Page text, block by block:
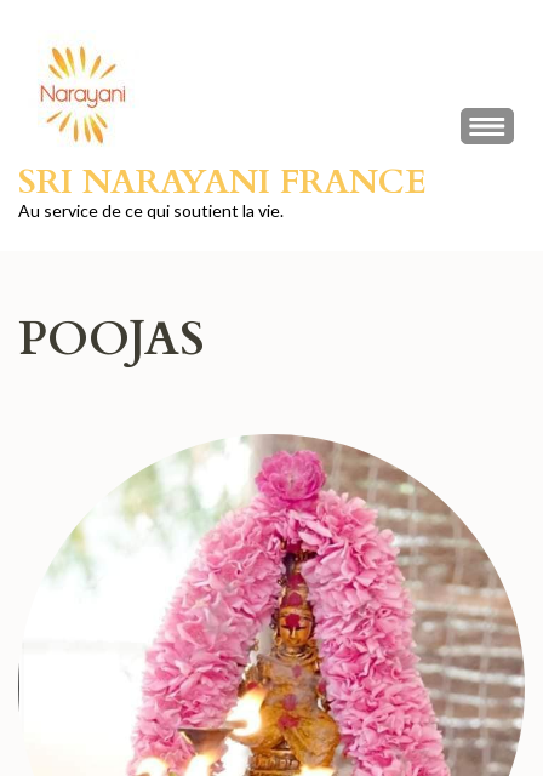
contenu
(Pressez
SRI NARAYANI FRANCE
Au service de ce qui soutient la vie.
POOJAS